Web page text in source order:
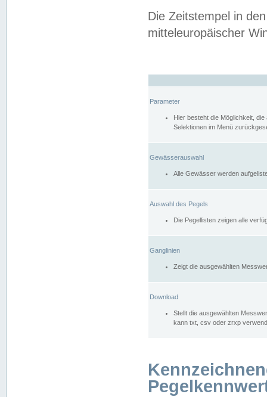
Die Zeitstempel in
mitteleuropäischer
Parameter
Hier besteht die Möglichkeit,
Selektionen im Menü
Gewässerauswahl
Alle Gewässer werden
Auswahl des Pegels
Die Pegellisten zeigen alle
Ganglinien
Zeigt die ausgewählten
Download
Stellt die ausgewählten
kann txt, csv oder zrxp